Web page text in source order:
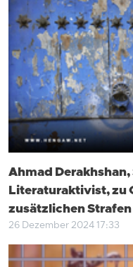
Ahmad
Literaturaktivist, zu
zusätzlichen
26 Dezember 2024 17:33